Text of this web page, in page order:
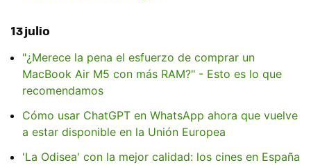
13 julio
"¿Merece la pena el esfuerzo de comprar un
MacBook Air M5 con más RAM?" - Esto es lo que
recomendamos
Cómo usar ChatGPT en WhatsApp ahora que vuelve
a estar disponible en la Unión Europea
'La Odisea' con la mejor calidad: los cines en España